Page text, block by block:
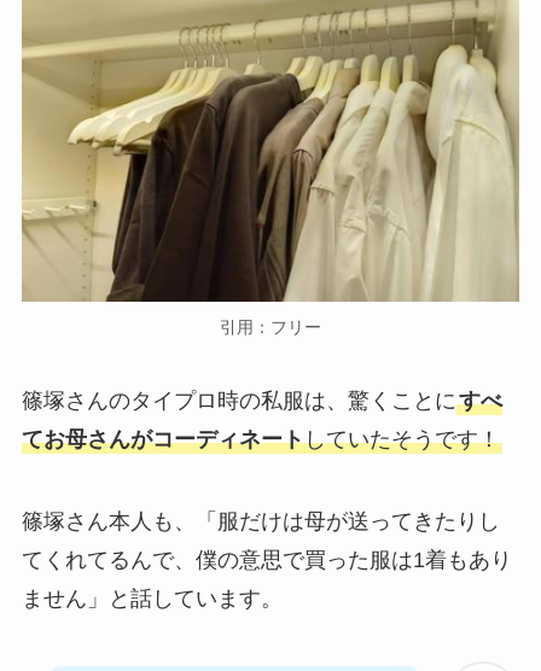
引用：フリー
篠塚さんのタイプロ時の私服は、驚くことにすべ
てお母さんがコーディネートしていたそうです！
篠塚さん本人も、「服だけは母が送ってきたりし
てくれてるんで、僕の意思で買った服は1着もあり
ません」と話しています。